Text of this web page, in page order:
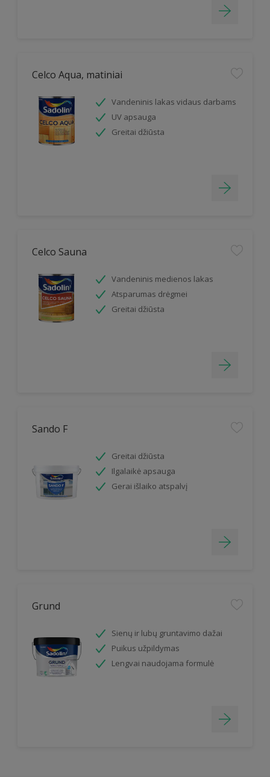
Celco Aqua, matiniai
Vandeninis lakas vidaus darbams
UV apsauga
Greitai džiūsta
Celco Sauna
Vandeninis medienos lakas
Atsparumas drėgmei
Greitai džiūsta
Sando F
Greitai džiūsta
Ilgalaikė apsauga
Gerai išlaiko atspalvį
Grund
Sienų ir lubų gruntavimo dažai
Puikus užpildymas
Lengvai naudojama formulė